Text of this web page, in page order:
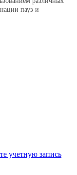
пауз и
учетную запись